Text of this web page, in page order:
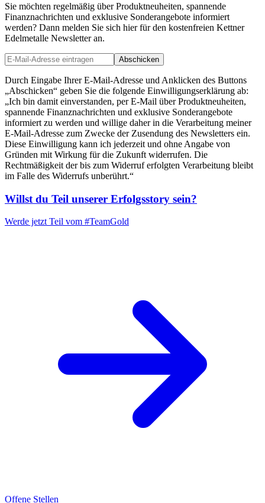
Sie möchten regelmäßig über Produktneuheiten, spannende
Finanznachrichten und exklusive Sonderangebote informiert
werden? Dann melden Sie sich hier für den kostenfreien Kettner
Edelmetalle Newsletter an.
Abschicken
Durch Eingabe Ihrer E-Mail-Adresse und Anklicken des Buttons
„Abschicken“ geben Sie die folgende Einwilligungserklärung ab:
„Ich bin damit einverstanden, per E-Mail über Produktneuheiten,
spannende Finanznachrichten und exklusive Sonderangebote
informiert zu werden und willige daher in die Verarbeitung meiner
E-Mail-Adresse zum Zwecke der Zusendung des Newsletters ein.
Diese Einwilligung kann ich jederzeit und ohne Angabe von
Gründen mit Wirkung für die Zukunft widerrufen. Die
Rechtmäßigkeit der bis zum Widerruf erfolgten Verarbeitung bleibt
im Falle des Widerrufs unberührt.“
Willst du Teil unserer Erfolgsstory sein?
Werde jetzt Teil vom #TeamGold
Offene Stellen